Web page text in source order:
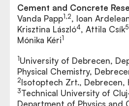
Cement and Concrete
Vanda Papp1,2, Ioan
Krisztina László4, Attila Csík5
Mónika Kéri1
1University of Debrecen,
Physical Chemistry,
2Isotoptech Zrt., Debrecen,
3Technical University of